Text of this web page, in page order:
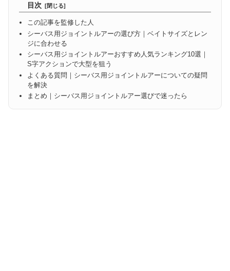
目次
この記事を監修した人
シーバス用ジョイントルアーの選び方｜ベイトサイズとレン
ジに合わせる
シーバス用ジョイントルアーおすすめ人気ランキング10選｜
S字アクションで大型を狙う
よくある質問｜シーバス用ジョイントルアーについての疑問
を解決
まとめ｜シーバス用ジョイントルアー選びで迷ったら